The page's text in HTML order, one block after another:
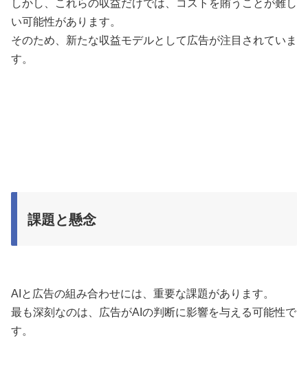
しかし、これらの収益だけでは、コストを賄うことが難し
い可能性があります。
そのため、新たな収益モデルとして広告が注目されていま
す。
課題と懸念
AIと広告の組み合わせには、重要な課題があります。
最も深刻なのは、広告がAIの判断に影響を与える可能性で
す。